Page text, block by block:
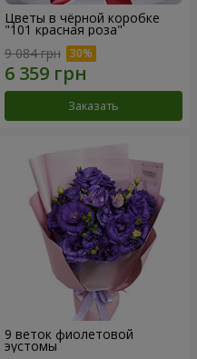
Цветы в чёрной коробке
"101 красная роза"
9 084 грн
Заказать
9 веток фиолетовой
эустомы